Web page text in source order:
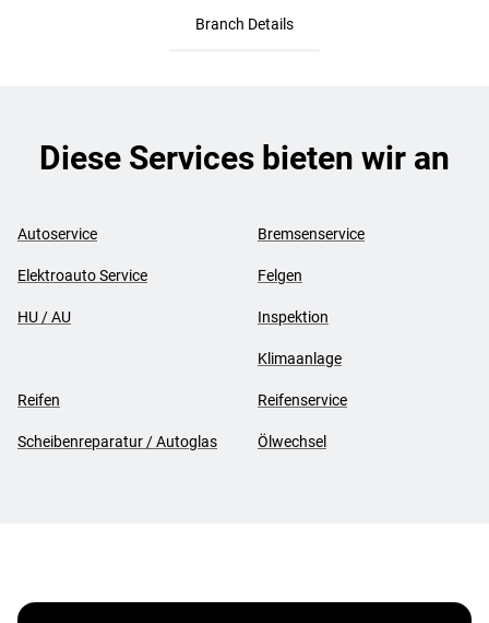
Branch Details
Diese Services bieten wir an
Autoservice Bremsenservice
Elektroauto Service Felgen
HU / AU Inspektion
Klimaanlage
Reifen Reifenservice
Scheibenreparatur / Autoglas Ölwechsel